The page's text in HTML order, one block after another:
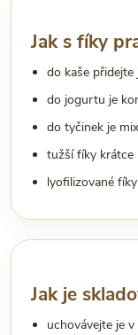
Jak s fíky
do kaše přidejte
do jogurtu je
do tyčinek je
tužší fíky krátce
lyofilizované
Jak je
uchovávejte je